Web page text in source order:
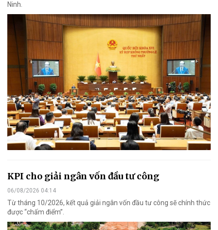
Ninh.
KPI cho giải ngân vốn đầu tư công
06/08/2026 04:14
Từ tháng 10/2026, kết quả giải ngân vốn đầu tư công sẽ chính thức
được “chấm điểm”.